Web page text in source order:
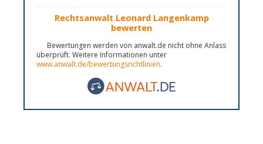
Rechtsanwalt Leonard Langenkamp
bewerten
Bewertungen werden von anwalt.de nicht ohne Anlass
überprüft. Weitere Informationen unter
www.anwalt.de/bewertungsrichtlinien.